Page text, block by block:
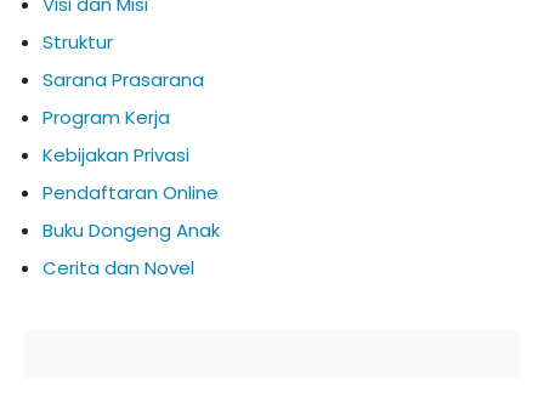
Struktur
Sarana Prasarana
Program Kerja
Kebijakan Privasi
Pendaftaran Online
Buku Dongeng Anak
Cerita dan Novel